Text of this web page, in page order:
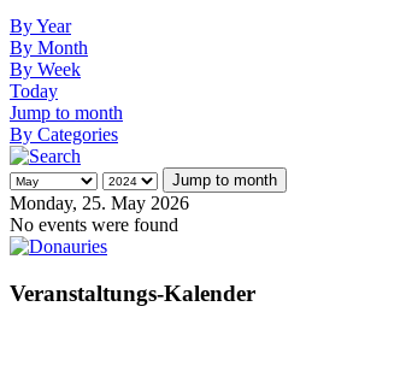
By Year
By Month
By Week
Today
Jump to month
By Categories
Jump to month
Monday, 25. May 2026
No events were found
Veranstaltungs-Kalender